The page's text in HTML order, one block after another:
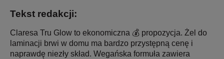
Tekst redakcji:
Claresa Tru Glow to ekonomiczna 💰 propozycja. Żel do
laminacji brwi w domu ma bardzo przystępną cenę i
naprawdę niezły skład. Wegańska formuła zawiera